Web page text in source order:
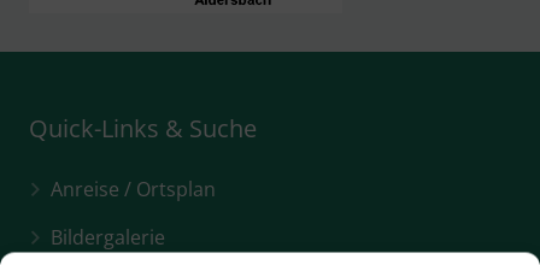
Quick-Links & Suche
Anreise / Ortsplan
Bildergalerie